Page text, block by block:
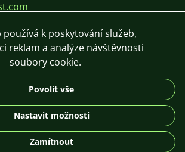
DE
© 2026 For Aquarist
používá k poskytování služeb,
reklam a analýze návštěvnosti
soubory cookie.
Povolit vše
Nastavit možnosti
Zamítnout